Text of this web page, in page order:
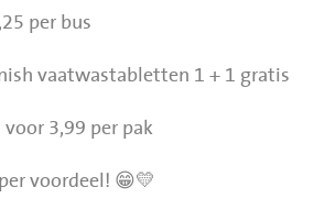
per bus
vaatwastabletten 1 + 1 gratis
3,99 per pak
voordeel! 😁💛